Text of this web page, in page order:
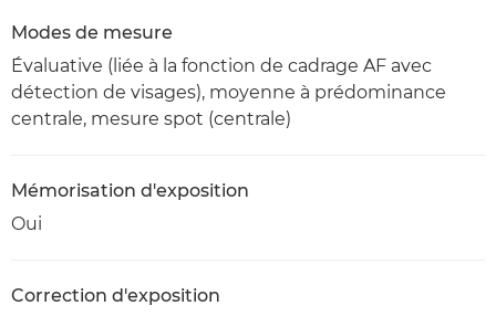
Modes de mesure
Évaluative (liée à la fonction de cadrage AF avec
détection de visages), moyenne à prédominance
centrale, mesure spot (centrale)
Mémorisation d'exposition
Oui
Correction d'exposition